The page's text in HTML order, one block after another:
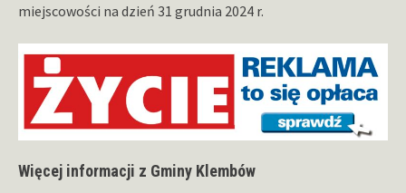
miejscowości na dzień 31 grudnia 2024 r.
Więcej informacji z Gminy Klembów